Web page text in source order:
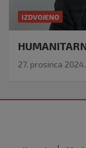
IZDVOJENO
27. prosinca 2024.